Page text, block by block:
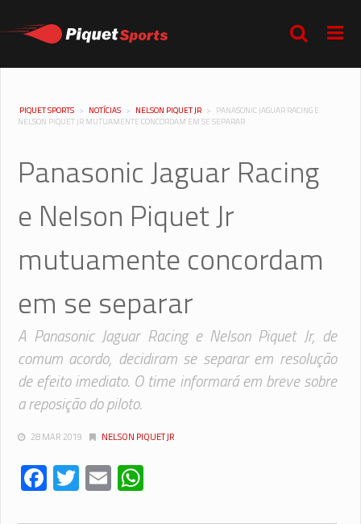
PIQUET SPORTS > NOTÍCIAS > NELSON PIQUET JR > PANASONIC JAGUAR RACING E
NELSON PIQUET JR MUTUAMENTE CONCORDAM EM SE SEPARAR
Panasonic Jaguar Racing
e Nelson Piquet Jr
mutuamente concordam
em se separar
A Panasonic Jaguar Racing e Nelson Piquet Jr, de
comum acordo, decidiram se separar em resolução
de efeito imediato. O time informará em breve sobre
a reposição do piloto.
28 MAR 2019 NELSON PIQUET JR
Facebook
Twitter
Email